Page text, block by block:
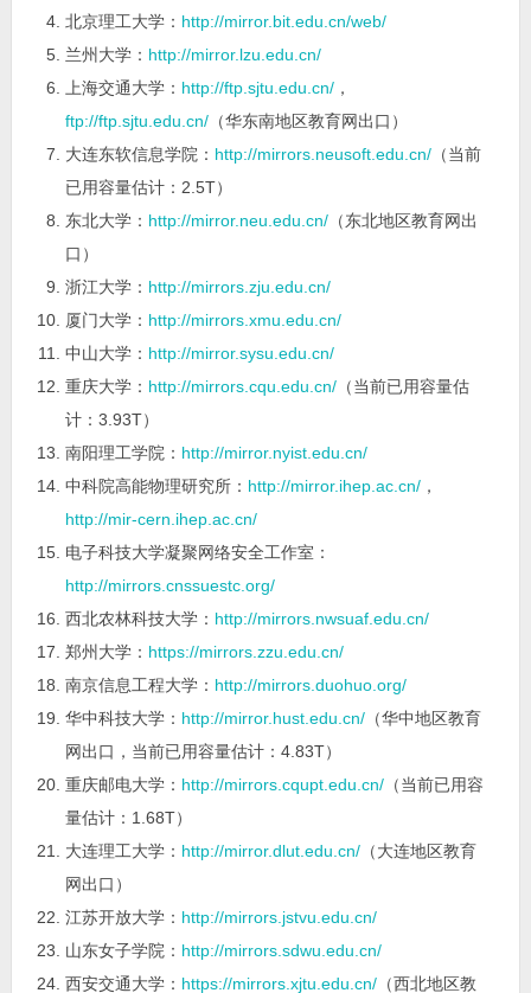
北京理工大学： http://mirror.bit.edu.cn/web/
兰州大学： http://mirror.lzu.edu.cn/
上海交通大学： http://ftp.sjtu.edu.cn/，
ftp://ftp.sjtu.edu.cn/（华东南地区教育网出口）
大连东软信息学院： http://mirrors.neusoft.edu.cn/（当前
已用容量估计：2.5T）
东北大学： http://mirror.neu.edu.cn/（东北地区教育网出
口）
浙江大学： http://mirrors.zju.edu.cn/
厦门大学： http://mirrors.xmu.edu.cn/
中山大学： http://mirror.sysu.edu.cn/
重庆大学： http://mirrors.cqu.edu.cn/（当前已用容量估
计：3.93T）
南阳理工学院： http://mirror.nyist.edu.cn/
中科院高能物理研究所： http://mirror.ihep.ac.cn/，
http://mir-cern.ihep.ac.cn/
电子科技大学凝聚网络安全工作室：
http://mirrors.cnssuestc.org/
西北农林科技大学： http://mirrors.nwsuaf.edu.cn/
郑州大学： https://mirrors.zzu.edu.cn/
南京信息工程大学： http://mirrors.duohuo.org/
华中科技大学： http://mirror.hust.edu.cn/（华中地区教育
网出口，当前已用容量估计：4.83T）
重庆邮电大学： http://mirrors.cqupt.edu.cn/（当前已用容
量估计：1.68T）
大连理工大学： http://mirror.dlut.edu.cn/（大连地区教育
网出口）
江苏开放大学： http://mirrors.jstvu.edu.cn/
山东女子学院： http://mirrors.sdwu.edu.cn/
西安交通大学： https://mirrors.xjtu.edu.cn/（西北地区教